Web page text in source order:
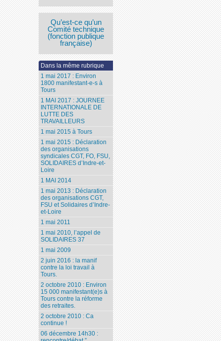
Qu’est-ce qu’un
Comité technique
(fonction publique
française)
Dans la même rubrique
1 mai 2017 : Environ
1800 manifestant-e-s à
Tours
1 MAI 2017 : JOURNEE
INTERNATIONALE DE
LUTTE DES
TRAVAILLEURS
1 mai 2015 à Tours
1 mai 2015 : Déclaration
des organisations
syndicales CGT, FO, FSU,
SOLIDAIRES d’Indre-et-
Loire
1 MAI 2014
1 mai 2013 : Déclaration
des organisations CGT,
FSU et Solidaires d’Indre-
et-Loire
1 mai 2011
1 mai 2010, l’appel de
SOLIDAIRES 37
1 mai 2009
2 juin 2016 : la manif
contre la loi travail à
Tours.
2 octobre 2010 : Environ
15 000 manifestant(e)s à
Tours contre la réforme
des retraites.
2 octobre 2010 : Ca
continue !
06 décembre 14h30 :